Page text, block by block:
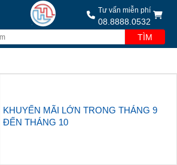
Tư vấn miễn phí
08.8888.0532
TÌM
KHUYẾN MÃI LỚN TRONG THÁNG 9
ĐẾN THÁNG 10